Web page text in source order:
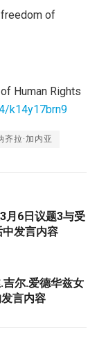
freedom of
Human Rights
k14y17brn9
齐拉·加内亚
月6日议题3与受
发言内容
吉尔.爱德华兹女
言内容